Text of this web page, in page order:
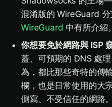
混淆版的 WireGuard
WireGuard 中有所介紹。
你想要免於網路與 ISP
蓋、可預期的 DNS 處
為，都比那些奇特的傳
欄，也是日常使用的大
側寫、不受信任的網路